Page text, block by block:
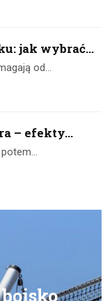
jak wybrać...
od…
– efekty...
potem…
Ćwiczenia